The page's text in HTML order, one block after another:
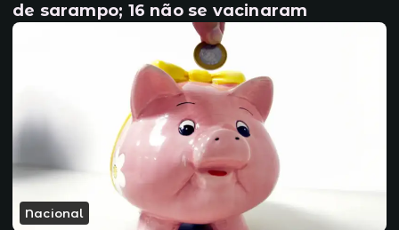
de sarampo; 16 não se vacinaram
Nacional